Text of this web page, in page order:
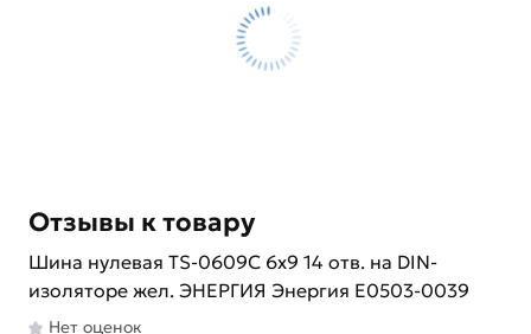
Отзывы к товару
Шина нулевая TS-0609C 6х9 14 отв. на DIN-
изоляторе жел. ЭНЕРГИЯ Энергия Е0503-0039
Нет оценок